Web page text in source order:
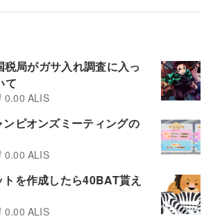
局がガサ入れ調査に入っ
て
0.00 ALIS
ピオンズミーティングの
0.00 ALIS
を作成したら40BAT貰え
0.00 ALIS